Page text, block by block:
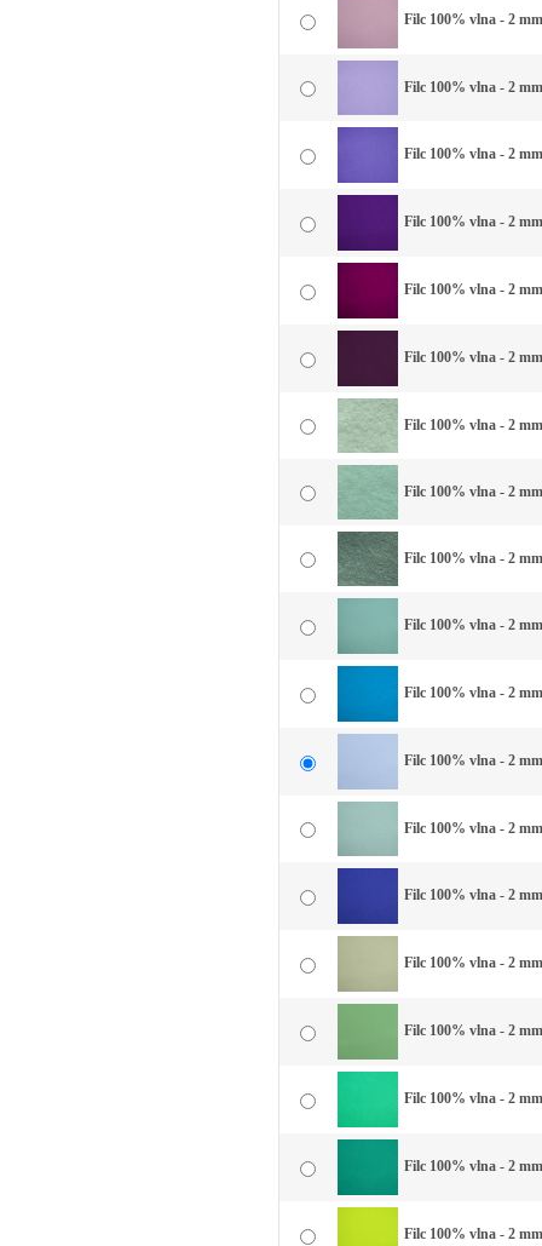
Filc 100% vlna - 2
Filc 100% vlna - 2
Filc 100% vlna - 2
Filc 100% vlna - 2
Filc 100% vlna - 2
Filc 100% vlna - 2
Filc 100% vlna - 2
Filc 100% vlna - 2
Filc 100% vlna - 2
Filc 100% vlna - 2
Filc 100% vlna - 2
Filc 100% vlna - 2
Filc 100% vlna - 2
Filc 100% vlna - 2
Filc 100% vlna - 2
Filc 100% vlna - 2
Filc 100% vlna - 2
Filc 100% vlna - 2
Filc 100% vlna - 2